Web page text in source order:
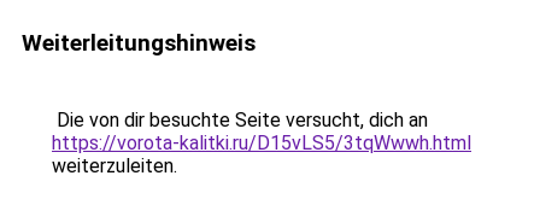
Weiterleitungshinweis
Die von dir besuchte Seite versucht, dich an
https://vorota-kalitki.ru/D15vLS5/3tqWwwh.html
weiterzuleiten.